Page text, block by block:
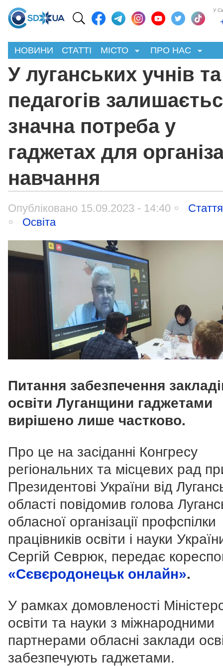
У
НОВИНИ СТАТТІ МІСТО ПРО НАС
У луганських учнів та
педагогів
значна потреба у
гаджетах для
навчання
Опубліковано 15.09.2023 - 14:40
Стаття
Освіта
Питання забезпечення
освіти Луганщини гаджетами
вирішено лише частково.
Про це на засіданні Конгресу
регіональних та місцевих рад
Президентові України від
області повідомив голова
обласної організації профспілки
працівників освіти і науки
Сергій Севрюк, передає
«Сєвєродонецьк онлайн».
У рамках домовленості
освіти та науки з міжнародними
партнерами обласні заклади
забезпечують гаджетами.